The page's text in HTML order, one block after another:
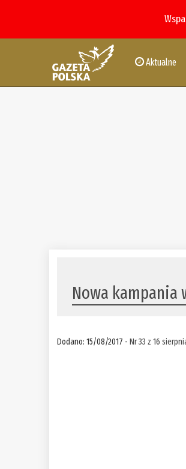
Aktualne
Nowa kampania
Dodano: 15/08/2017 -Nr 33 z 16